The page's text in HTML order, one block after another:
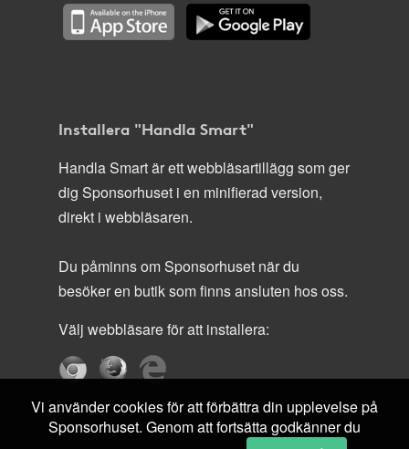
Installera "Handla Smart"
Handla Smart är ett webbläsartillägg som ger
dig Sponsorhuset i en minifierad version,
direkt i webbläsaren.
Du påminns om Sponsorhuset när du
besöker en butik som finns ansluten hos oss.
Välj webbläsare för att installera:
Vi använder cookies för att förbättra din upplevelse på
Sponsorhuset. Genom att fortsätta godkänner du